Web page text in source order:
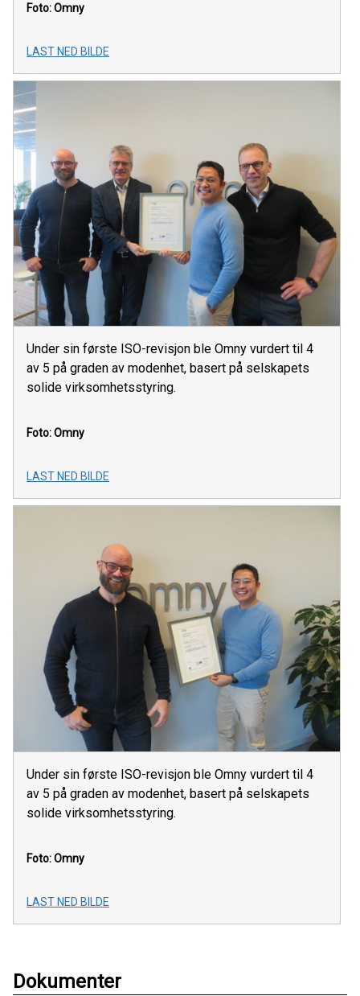
Foto: Omny
LAST NED BILDE
Under sin første ISO-revisjon ble Omny vurdert til 4
av 5 på graden av modenhet, basert på selskapets
solide virksomhetsstyring.
Foto: Omny
LAST NED BILDE
Under sin første ISO-revisjon ble Omny vurdert til 4
av 5 på graden av modenhet, basert på selskapets
solide virksomhetsstyring.
Foto: Omny
LAST NED BILDE
Dokumenter